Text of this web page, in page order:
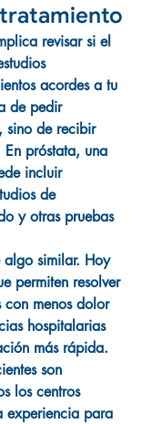
revisar si el
acordes a tu
de pedir
sino de recibir
próstata, una
incluir
de
y otras pruebas
algo similar. Hoy
permiten resolver
con menos dolor
hospitalarias
más rápida.
son
los centros
experiencia para